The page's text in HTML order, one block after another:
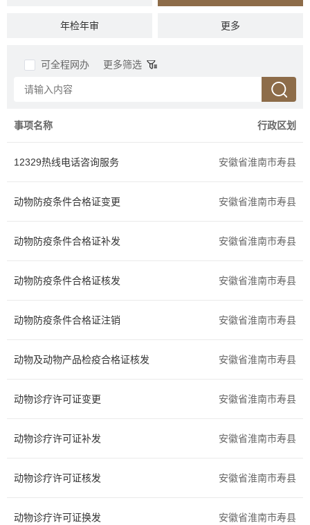
年检年审 税收财务
准营准办
资质认证
水务气象 科技创新
医疗卫生 文体教育
国土和规划建设
更多
可全程网办 更多筛选
事项名称 行政区划
12329热线电话咨询服务 安徽省淮南市寿县
动物防疫条件合格证变更 安徽省淮南市寿县
动物防疫条件合格证补发 安徽省淮南市寿县
动物防疫条件合格证核发 安徽省淮南市寿县
动物防疫条件合格证注销 安徽省淮南市寿县
动物及动物产品检疫合格证核发 安徽省淮南市寿县
动物诊疗许可证变更 安徽省淮南市寿县
动物诊疗许可证补发 安徽省淮南市寿县
动物诊疗许可证核发 安徽省淮南市寿县
动物诊疗许可证换发 安徽省淮南市寿县